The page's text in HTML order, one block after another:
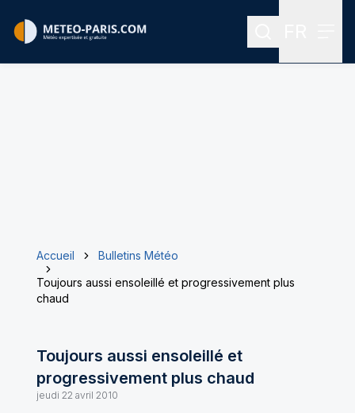
Rechercher
Accueil
Bulletins Météo
Toujours aussi ensoleillé et progressivement plus
chaud
Toujours aussi ensoleillé et
progressivement plus chaud
jeudi 22 avril 2010